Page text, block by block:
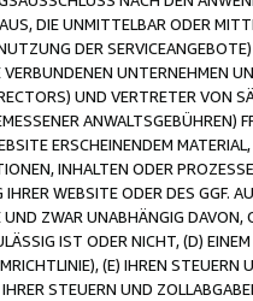
DIE UNMITTELBAR ODER
DER
UNTERNEHMEN
UND VERTRETER VON
ERSCHEINENDEM
INHALTEN ODER
WEBSITE ODER DES GGF.
ZWAR UNABHÄNGIG
IST ODER NICHT, (D)
(E) IHREN
STEUERN UND